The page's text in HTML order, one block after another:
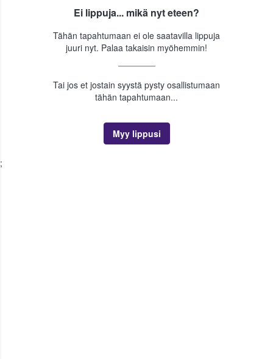
Ei lippuja... mikä nyt eteen?
Tähän tapahtumaan ei ole saatavilla lippuja
juuri nyt. Palaa takaisin myöhemmin!
Tai jos et jostain syystä pysty osallistumaan
tähän tapahtumaan...
Myy lippusi
;